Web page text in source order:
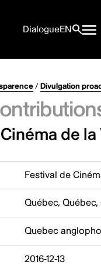
DialogueEN
/Divulgation
de
Festival de
Québec,
Quebec
2016-12-13